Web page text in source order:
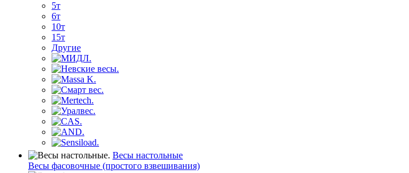
5т
6т
10т
15т
Другие
Весы настольные
Весы фасовочные (простого взвешивания)